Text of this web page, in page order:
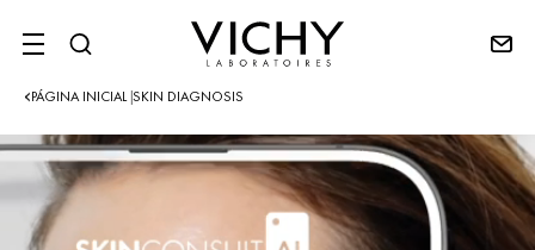
SITE MENU
PÁGINA INICIAL SKIN DIAGNOSIS